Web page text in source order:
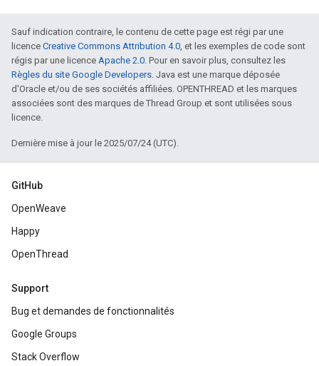
Sauf indication contraire, le contenu de cette page est régi par une
licence Creative Commons Attribution 4.0, et les exemples de code sont
régis par une licence Apache 2.0. Pour en savoir plus, consultez les
Règles du site Google Developers. Java est une marque déposée
d'Oracle et/ou de ses sociétés affiliées. OPENTHREAD et les marques
associées sont des marques de Thread Group et sont utilisées sous
licence.
Dernière mise à jour le 2025/07/24 (UTC).
GitHub
OpenWeave
Happy
OpenThread
Support
Bug et demandes de fonctionnalités
Google Groups
Stack Overflow